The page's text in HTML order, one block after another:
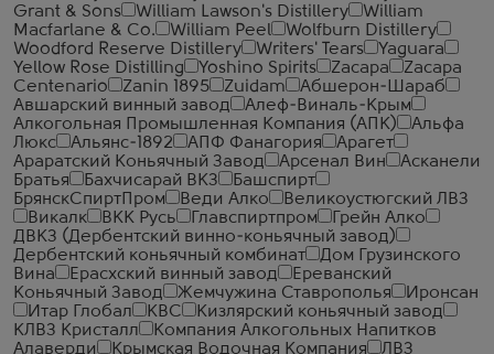
Grant & Sons
William Lawson's Distillery
William
Macfarlane & Co.
William Peel
Wolfburn Distillery
Woodford Reserve Distillery
Writers' Tears
Yaguara
Yellow Rose Distilling
Yoshino Spirits Zacapa
Zacapa
Centenario
Zanin 1895 Zuidam
Абшерон-Шараб
Авшарский винный завод
Алеф-Виналь-Крым
Алкогольная Промышленная Компания (АПК)
Альфа
Люкс
Альянс-1892 АПФ Фанагория
Арагет
Араратский Коньячный Завод
Арсенал Вин
Асканели
Братья
Бахчисарай ВКЗ
Башспирт
БрянскСпиртПром
Веди Алко
Великоустюгский ЛВЗ
Викалк
ВКК Русь Главспиртпром
Грейн Алко
ДВКЗ (Дербентский винно-коньячный завод)
Дербентский коньячный комбинат
Дом Грузинского
Вина
Ерасхский винный завод
Ереванский
Коньячный Завод
Жемчужина Ставрополья
Иронсан
Итар Глобал
КВС
Кизлярский коньячный завод
КЛВЗ Кристалл
Компания Алкогольных Напитков
Алаверди
Крымская Водочная Компания
ЛВЗ